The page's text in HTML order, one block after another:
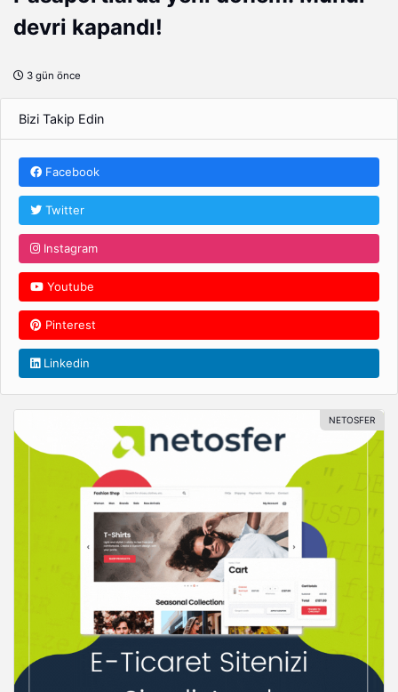
devri kapandı!
3 gün önce
Bizi Takip Edin
Facebook
Twitter
Instagram
Youtube
Pinterest
Linkedin